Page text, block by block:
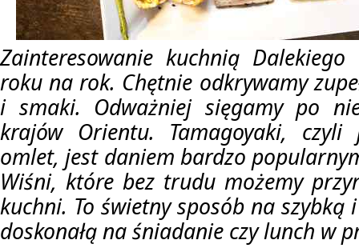
Zainteresowanie kuchnią
roku na rok. Chętnie odkrywamy
i smaki. Odważniej sięgamy po
krajów Orientu. Tamagoyaki, czyli
omlet, jest daniem bardzo
Wiśni, które bez trudu możemy
kuchni. To świetny sposób na szybką
doskonałą na śniadanie czy lunch w